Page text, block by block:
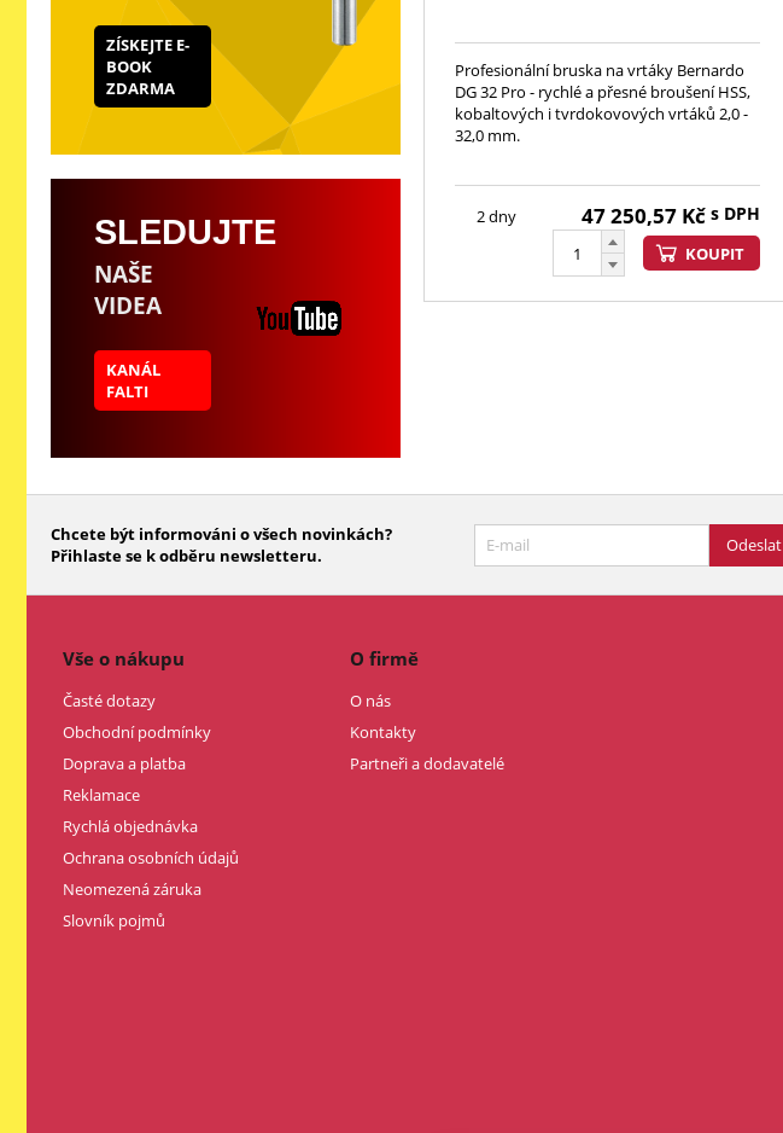
Profesionální bruska na vrtáky Bernardo
DG 32 Pro - rychlé a přesné broušení HSS,
kobaltových i tvrdokovových vrtáků 2,0 -
32,0 mm.
2 dny 47 250,57 Kčs DPH
KOUPIT
ZÍSKEJTE E-
BOOK
ZDARMA
SLEDUJTE
NAŠE
VIDEA
KANÁL
FALTI
Chcete být informováni o všech novinkách?
Přihlaste se k odběru newsletteru.
Odeslat
Vše o nákupu
Časté dotazy
Obchodní podmínky
Doprava a platba
Reklamace
Rychlá objednávka
Ochrana osobních údajů
Neomezená záruka
Slovník pojmů
O firmě
O nás
Kontakty
Partneři a dodavatelé